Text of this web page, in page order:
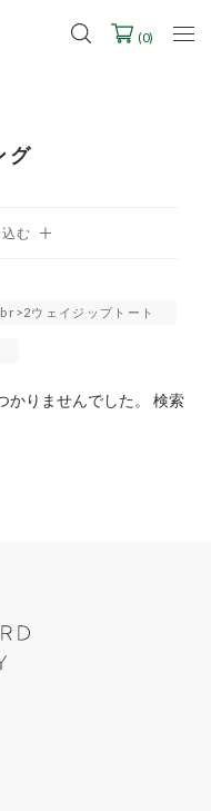
会スケジュール
(0)
グ
ウェイジップトート
かりませんでした。 検索